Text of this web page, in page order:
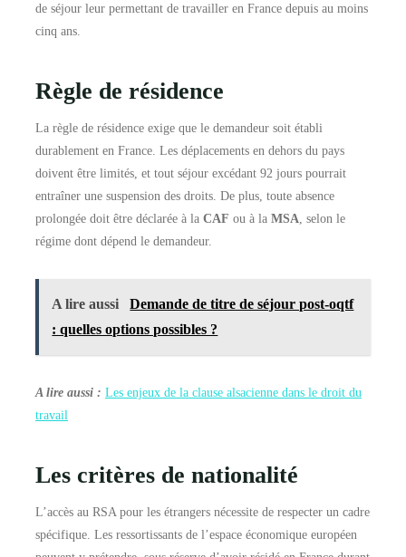
de séjour leur permettant de travailler en France depuis au moins
cinq ans.
Règle de résidence
La règle de résidence exige que le demandeur soit établi
durablement en France. Les déplacements en dehors du pays
doivent être limités, et tout séjour excédant 92 jours pourrait
entraîner une suspension des droits. De plus, toute absence
prolongée doit être déclarée à la CAF ou à la MSA, selon le
régime dont dépend le demandeur.
A lire aussi
Demande de titre de séjour post-oqtf
: quelles options possibles ?
A lire aussi : Les enjeux de la clause alsacienne dans le droit du
travail
Les critères de nationalité
L’accès au RSA pour les étrangers nécessite de respecter un cadre
spécifique. Les ressortissants de l’espace économique européen